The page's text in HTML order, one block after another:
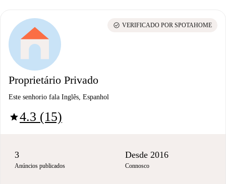
Proprietário Privado
Este senhorio fala Inglês, Espanhol
star4.3 (15)
check_circle VERIFICADO POR SPOTAHOME
3
Anúncios publicados
Desde 2016
Connosco